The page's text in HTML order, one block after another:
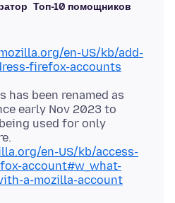
Топ-10 помощников
en-US/kb/add-
firefox-accounts
has been renamed as
early Nov 2023 to
used for only
en-US/kb/access-
account#w_what-
a-mozilla-account